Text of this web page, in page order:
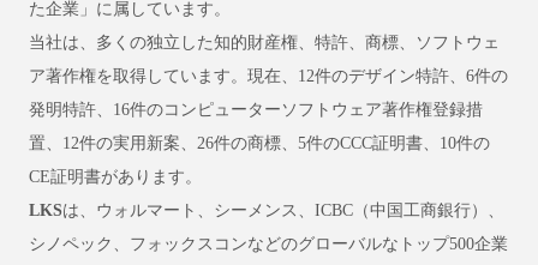
た企業」に属しています。
当社は、多くの独立した知的財産権、特許、商標、ソフトウェ
ア著作権を取得しています。現在、12件のデザイン特許、6件の
発明特許、16件のコンピューターソフトウェア著作権登録措
置、12件の実用新案、26件の商標、5件のCCC証明書、10件の
CE証明書があります。
LKSは、ウォルマート、シーメンス、ICBC（中国工商銀行）、
シノペック、フォックスコンなどのグローバルなトップ500企業